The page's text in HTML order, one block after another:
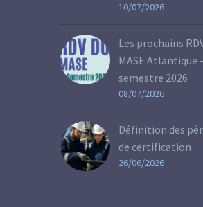
10/07/2026
Les prochains
MASE Atlantique
semestre 2026
08/07/2026
Définition des
de certification
26/06/2026